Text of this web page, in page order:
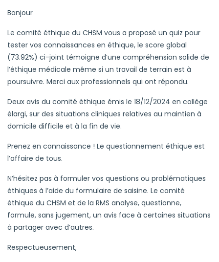
Bonjour
Le comité éthique du CHSM vous a proposé un quiz pour
tester vos connaissances en éthique, le score global
(73.92%) ci-joint témoigne d’une compréhension solide de
l’éthique médicale même si un travail de terrain est à
poursuivre. Merci aux professionnels qui ont répondu.
Deux avis du comité éthique émis le 18/12/2024 en collège
élargi, sur des situations cliniques relatives au maintien à
domicile difficile et à la fin de vie.
Prenez en connaissance ! Le questionnement éthique est
l’affaire de tous.
N’hésitez pas à formuler vos questions ou problématiques
éthiques à l’aide du formulaire de saisine. Le comité
éthique du CHSM et de la RMS analyse, questionne,
formule, sans jugement, un avis face à certaines situations
à partager avec d’autres.
Respectueusement,